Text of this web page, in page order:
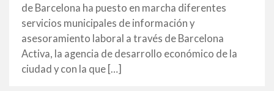
de Barcelona ha puesto en marcha diferentes
servicios municipales de información y
asesoramiento laboral a través de Barcelona
Activa, la agencia de desarrollo económico de la
ciudad y con la que […]